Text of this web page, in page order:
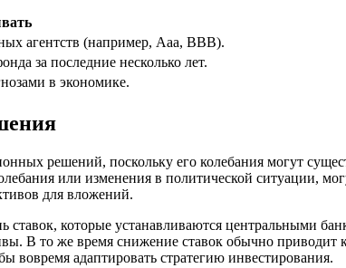
агентств (например, Aaa, BBB).
за последние несколько лет.
в экономике.
решений, поскольку его колебания могут
или изменения в политической ситуации,
для вложений.
которые устанавливаются центральными
В то же время снижение ставок обычно
вовремя адаптировать стратегию инвестирования.